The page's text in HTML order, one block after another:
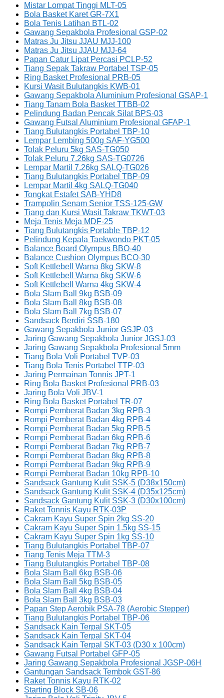
Mistar Lompat Tinggi MLT-05
Bola Basket Karet GR-7X1
Bola Tenis Latihan BTL-02
Gawang Sepakbola Profesional GSP-02
Matras Ju Jitsu JJAU MJJ-100
Matras Ju Jitsu JJAU MJJ-64
Papan Catur Lipat Percasi PCLP-52
Tiang Sepak Takraw Portabel TSP-05
Ring Basket Profesional PRB-05
Kursi Wasit Bulutangkis KWB-01
Gawang Sepakbola Aluminium Profesional GSAP-1
Tiang Tanam Bola Basket TTBB-02
Pelindung Badan Pencak Silat BPS-03
Gawang Futsal Aluminium Profesional GFAP-1
Tiang Bulutangkis Portabel TBP-10
Lempar Lembing 500g SAF-YG500
Tolak Peluru 5kg SAS-TG050
Tolak Peluru 7.26kg SAS-TG0726
Lempar Martil 7.26kg SALQ-TG026
Tiang Bulutangkis Portabel TBP-09
Lempar Martil 4kg SALQ-TG040
Tongkat Estafet SAB-YHD8
Trampolin Senam Senior TSS-125-GW
Tiang dan Kursi Wasit Takraw TKWT-03
Meja Tenis Meja MDF-25
Tiang Bulutangkis Portable TBP-12
Pelindung Kepala Taekwondo PKT-05
Balance Board Olympus BBO-40
Balance Cushion Olympus BCO-30
Soft Kettlebell Warna 8kg SKW-8
Soft Kettlebell Warna 6kg SKW-6
Soft Kettlebell Warna 4kg SKW-4
Bola Slam Ball 9kg BSB-09
Bola Slam Ball 8kg BSB-08
Bola Slam Ball 7kg BSB-07
Sandsack Berdiri SSB-180
Gawang Sepakbola Junior GSJP-03
Jaring Gawang Sepakbola Junior JGSJ-03
Jaring Gawang Sepakbola Profesional 5mm
Tiang Bola Voli Portabel TVP-03
Tiang Bola Tenis Portabel TTP-03
Jaring Permainan Tonnis JPT-1
Ring Bola Basket Profesional PRB-03
Jaring Bola Voli JBV-1
Ring Bola Basket Portabel TR-07
Rompi Pemberat Badan 3kg RPB-3
Rompi Pemberat Badan 4kg RPB-4
Rompi Pemberat Badan 5kg RPB-5
Rompi Pemberat Badan 6kg RPB-6
Rompi Pemberat Badan 7kg RPB-7
Rompi Pemberat Badan 8kg RPB-8
Rompi Pemberat Badan 9kg RPB-9
Rompi Pemberat Badan 10kg RPB-10
Sandsack Gantung Kulit SSK-5 (D38x150cm)
Sandsack Gantung Kulit SSK-4 (D35x125cm)
Sandsack Gantung Kulit SSK-3 (D30x100cm)
Raket Tonnis Kayu RTK-03P
Cakram Kayu Super Spin 2kg SS-20
Cakram Kayu Super Spin 1.5kg SS-15
Cakram Kayu Super Spin 1kg SS-10
Tiang Bulutangkis Portabel TBP-07
Tiang Tenis Meja TTM-3
Tiang Bulutangkis Portabel TBP-08
Bola Slam Ball 6kg BSB-06
Bola Slam Ball 5kg BSB-05
Bola Slam Ball 4kg BSB-04
Bola Slam Ball 3kg BSB-03
Papan Step Aerobik PSA-78 (Aerobic Stepper)
Tiang Bulutangkis Portabel TBP-06
Sandsack Kain Terpal SKT-05
Sandsack Kain Terpal SKT-04
Sandsack Kain Terpal SKT-03 (D30 x 100cm)
Gawang Futsal Portabel GFP-05
Jaring Gawang Sepakbola Profesional JGSP-06H
Gantungan Sandsack Tembok GST-86
Raket Tonnis Kayu RTK-02
Starting Block SB-06